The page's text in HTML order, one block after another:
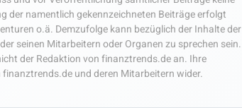
der namentlich gekennzeichneten Beiträge erfolgt
o.ä. Demzufolge kann bezüglich der Inhalte der
seinen Mitarbeitern oder Organen zu sprechen sein.
der Redaktion von finanztrends.de an. Ihre
und deren Mitarbeitern wider.